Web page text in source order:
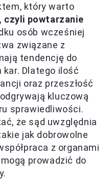
który warto
czyli powtarzanie
osób wcześniej
związane z
tendencję do
Dlatego ilość
oraz przeszłość
kluczową
sprawiedliwości.
że sąd uwzględnia
jak dobrowolne
z organami
prowadzić do